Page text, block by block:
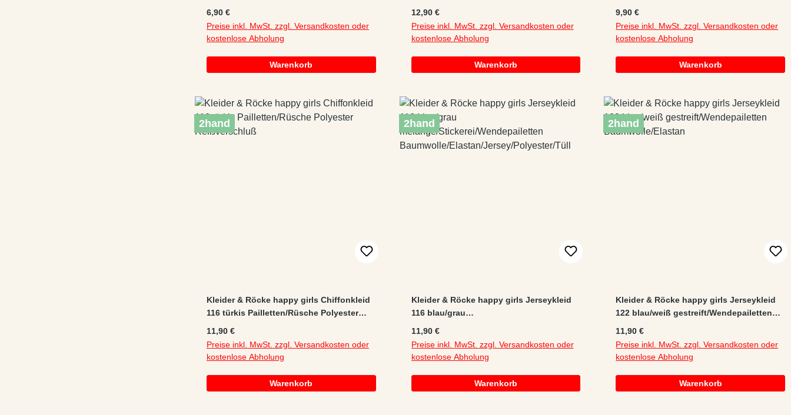
Regulärer Preis:
6,90 €
Preise inkl. MwSt. zzgl. Versandkosten oder
kostenlose Abholung
Warenkorb
Regulärer Preis:
12,90 €
Preise inkl. MwSt. zzgl. Versandkosten oder
kostenlose Abholung
Warenkorb
Regulärer Preis:
9,90 €
Preise inkl. MwSt. zzgl. Versandkosten oder
kostenlose Abholung
Warenkorb
2hand
Kleider & Röcke happy girls Chiffonkleid
116 türkis Pailletten/Rüsche Polyester
Regulärer Preis:
11,90 €
Preise inkl. MwSt. zzgl. Versandkosten oder
kostenlose Abholung
Warenkorb
2hand
Kleider & Röcke happy girls Jerseykleid
116 blau/grau
Regulärer Preis:
11,90 €
Preise inkl. MwSt. zzgl. Versandkosten oder
kostenlose Abholung
Warenkorb
2hand
Kleider & Röcke happy girls Jerseykleid
122 blau/weiß gestreift/Wendepailetten
Regulärer Preis:
11,90 €
Preise inkl. MwSt. zzgl. Versandkosten oder
kostenlose Abholung
Warenkorb